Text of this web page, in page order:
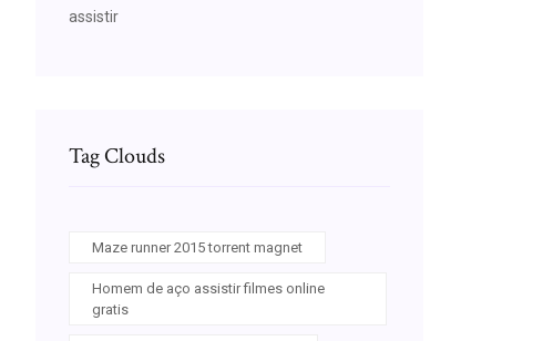
assistir
Tag Clouds
Maze runner 2015 torrent magnet
Homem de aço assistir filmes online
gratis